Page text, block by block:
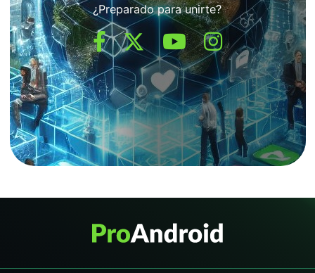
¿Preparado para unirte?